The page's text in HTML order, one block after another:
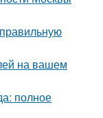
на вашем
полное